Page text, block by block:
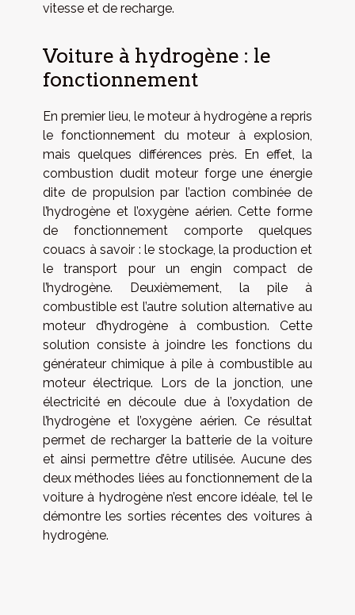
vitesse et de recharge.
Voiture à hydrogène : le
fonctionnement
En premier lieu, le moteur à hydrogène a repris
le fonctionnement du moteur à explosion,
mais quelques différences près. En effet, la
combustion dudit moteur forge une énergie
dite de propulsion par l’action combinée de
l’hydrogène et l’oxygène aérien. Cette forme
de fonctionnement comporte quelques
couacs à savoir : le stockage, la production et
le transport pour un engin compact de
l’hydrogène. Deuxièmement, la pile à
combustible est l’autre solution alternative au
moteur d’hydrogène à combustion. Cette
solution consiste à joindre les fonctions du
générateur chimique à pile à combustible au
moteur électrique. Lors de la jonction, une
électricité en découle due à l’oxydation de
l’hydrogène et l’oxygène aérien. Ce résultat
permet de recharger la batterie de la voiture
et ainsi permettre d’être utilisée. Aucune des
deux méthodes liées au fonctionnement de la
voiture à hydrogène n’est encore idéale, tel le
démontre les sorties récentes des voitures à
hydrogène.